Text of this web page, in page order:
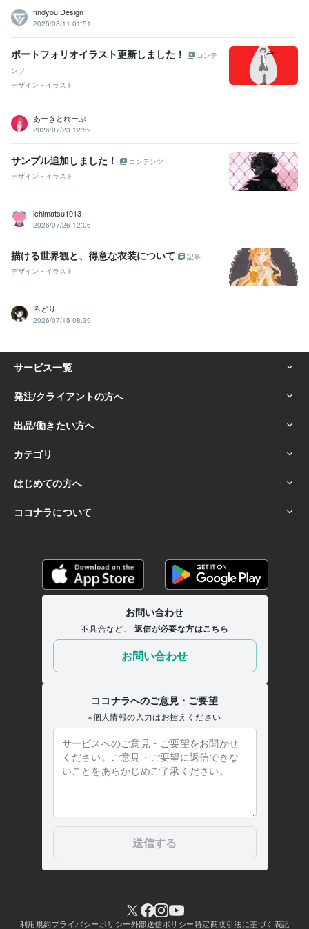
findyou Design
2025/08/11 01:51
ポートフォリオイラスト更新しました！
コンテ
ンツ
デザイン・イラスト
あーきとれーぶ
2026/07/23 12:59
サンプル追加しました！
コンテンツ
デザイン・イラスト
ichimatsu1013
2026/07/26 12:06
描ける世界観と、得意な衣装について
記事
デザイン・イラスト
ろどり
2026/07/15 08:39